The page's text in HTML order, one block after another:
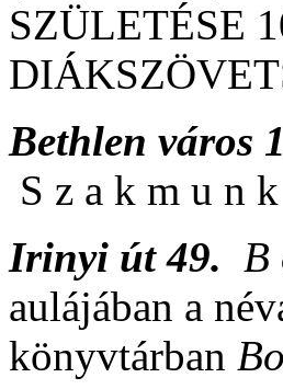
SZÜLETÉSE
Bethlen város
S z a k m u n
Irinyi út 49. B
aulájában a
könyvtárban